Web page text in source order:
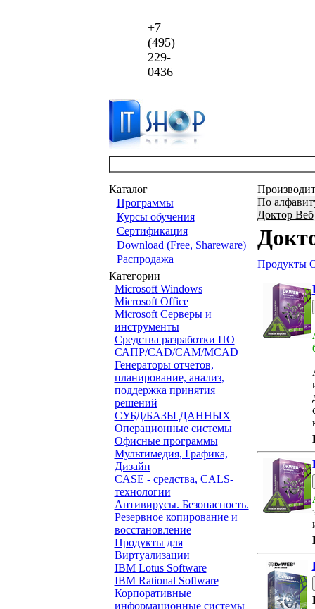
+7
(495)
229-
0436
Каталог
Программы
Курсы обучения
Сертификация
Download (Free, Shareware)
Распродажа
Категории
Microsoft Windows
Microsoft Office
Microsoft Серверы и
инструменты
Средства разработки ПО
САПР/CAD/CAM/MCAD
Генераторы отчетов,
планирование, анализ,
поддержка принятия
решений
СУБД/БАЗЫ ДАННЫХ
Операционные системы
Офисные программы
Мультимедия, Графика,
Дизайн
CASE - средства, CALS-
технологии
Антивирусы. Безопасность.
Резервное копирование и
восстановление
Продукты для
Виртуализации
IBM Lotus Software
IBM Rational Software
Корпоративные
информационные системы
По
Доктор Веб
Продукты